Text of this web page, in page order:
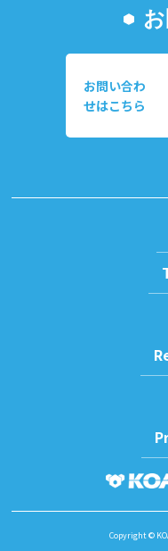
お問い合わ
せはこちら
Copyright ©